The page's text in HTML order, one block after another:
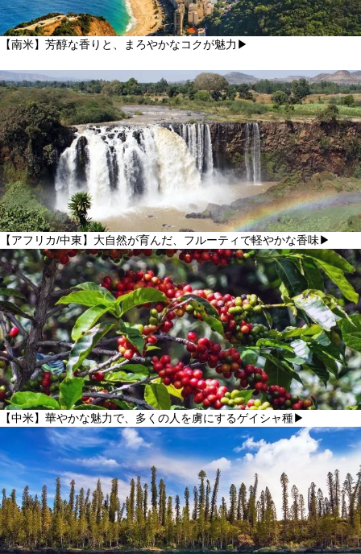
【南米】芳醇な香りと、まろやかなコクが魅力▶
【アフリカ/中東】大自然が育んだ、フルーティで軽やかな香味▶
【中米】華やかな魅力で、多くの人を虜にするゲイシャ種▶